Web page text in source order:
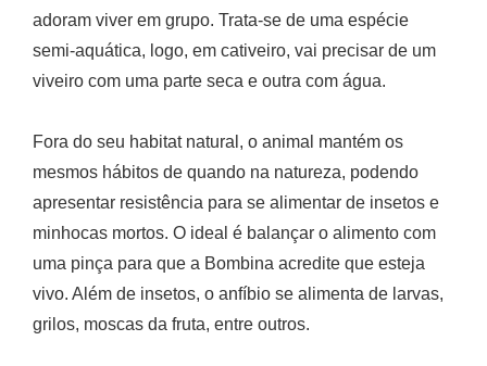
adoram viver em grupo. Trata-se de uma espécie
semi-aquática, logo, em cativeiro, vai precisar de um
viveiro com uma parte seca e outra com água.
Fora do seu habitat natural, o animal mantém os
mesmos hábitos de quando na natureza, podendo
apresentar resistência para se alimentar de insetos e
minhocas mortos. O ideal é balançar o alimento com
uma pinça para que a Bombina acredite que esteja
vivo. Além de insetos, o anfíbio se alimenta de larvas,
grilos, moscas da fruta, entre outros.